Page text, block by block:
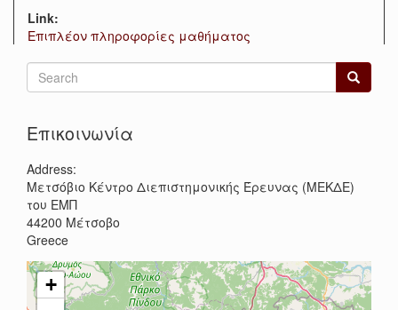
Link:
Επιπλέον πληροφορίες μαθήματος
Search
form
Επικοινωνία
Address:
Μετσόβιο Κέντρο Διεπιστημονικής Έρευνας (ΜΕΚΔΕ)
του ΕΜΠ
44200 Μέτσοβο
Greece
+